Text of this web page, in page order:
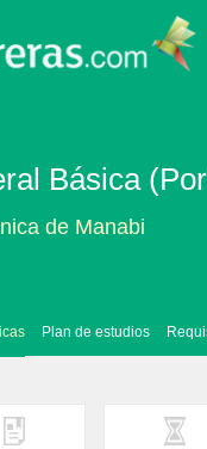
Básica
de Manabi
Plan de estudios